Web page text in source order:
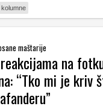
kolumne
maštarije
na
“Tko mi je kriv